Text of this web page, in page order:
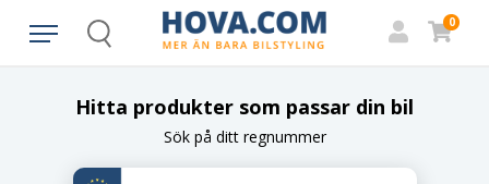
Search
0
Hitta produkter som passar din bil
Sök på ditt regnummer